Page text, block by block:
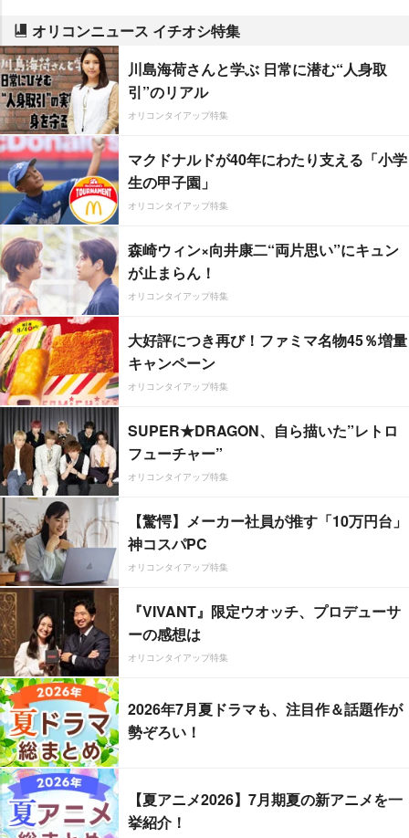
オリコンニュース イチオシ特集
川島海荷さんと学ぶ 日常に潜む“人身取
引”のリアル
オリコンタイアップ特集
マクドナルドが40年にわたり支える「小学
生の甲子園」
オリコンタイアップ特集
森崎ウィン×向井康二“両片思い”にキュン
が止まらん！
オリコンタイアップ特集
大好評につき再び！ファミマ名物45％増量
キャンペーン
オリコンタイアップ特集
SUPER★DRAGON、自ら描いた”レトロ
フューチャー”
オリコンタイアップ特集
【驚愕】メーカー社員が推す「10万円台」
神コスパPC
オリコンタイアップ特集
『VIVANT』限定ウオッチ、プロデューサ
ーの感想は
オリコンタイアップ特集
2026年7月夏ドラマも、注目作＆話題作が
勢ぞろい！
【夏アニメ2026】7月期夏の新アニメを一
挙紹介！